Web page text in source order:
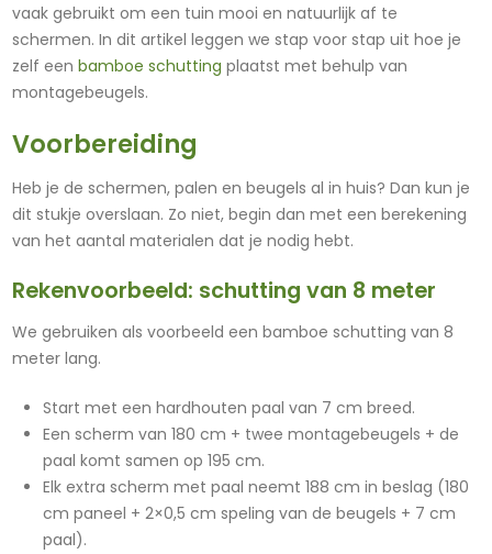
vaak gebruikt om een tuin mooi en natuurlijk af te
schermen. In dit artikel leggen we stap voor stap uit hoe je
zelf een bamboe schutting plaatst met behulp van
montagebeugels.
Voorbereiding
Heb je de schermen, palen en beugels al in huis? Dan kun je
dit stukje overslaan. Zo niet, begin dan met een berekening
van het aantal materialen dat je nodig hebt.
Rekenvoorbeeld: schutting van 8 meter
We gebruiken als voorbeeld een bamboe schutting van 8
meter lang.
Start met een hardhouten paal van 7 cm breed.
Een scherm van 180 cm + twee montagebeugels + de
paal komt samen op 195 cm.
Elk extra scherm met paal neemt 188 cm in beslag (180
cm paneel + 2×0,5 cm speling van de beugels + 7 cm
paal).